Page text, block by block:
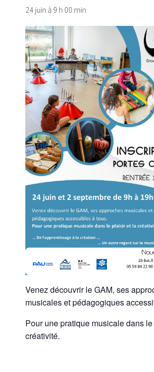
24 juin à 9 h 00 min
Venez découvrir le GAM, ses
musicales et pédagogiques
Pour une pratique musicale dans
créativité.